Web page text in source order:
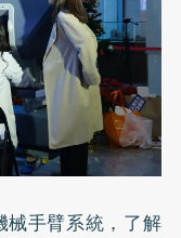
械手臂系統，了解